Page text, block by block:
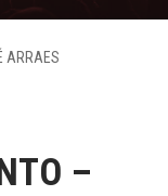
ARRAES
–